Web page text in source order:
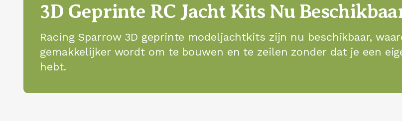
3D Geprinte RC Jacht Kits Nu
Racing Sparrow 3D geprinte modeljachtkits zijn nu beschikbaar,
gemakkelijker wordt om te bouwen en te zeilen zonder dat je een
hebt.